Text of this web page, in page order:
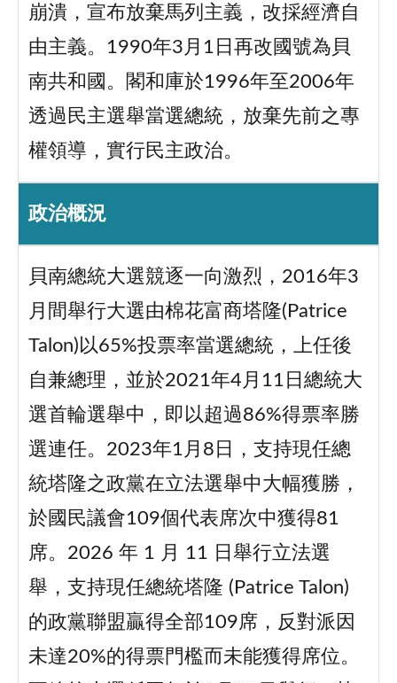
崩潰，宣布放棄馬列主義，改採經濟自
由主義。1990年3月1日再改國號為貝
南共和國。閣和庫於1996年至2006年
透過民主選舉當選總統，放棄先前之專
權領導，實行民主政治。
政治概況
貝南總統大選競逐一向激烈，2016年3
月間舉行大選由棉花富商塔隆(Patrice
Talon)以65%投票率當選總統，上任後
自兼總理，並於2021年4月11日總統大
選首輪選舉中，即以超過86%得票率勝
選連任。2023年1月8日，支持現任總
統塔隆之政黨在立法選舉中大幅獲勝，
於國民議會109個代表席次中獲得81
席。2026 年 1 月 11 日舉行立法選
舉，支持現任總統塔隆 (Patrice Talon)
的政黨聯盟贏得全部109席，反對派因
未達20%的得票門檻而未能獲得席位。